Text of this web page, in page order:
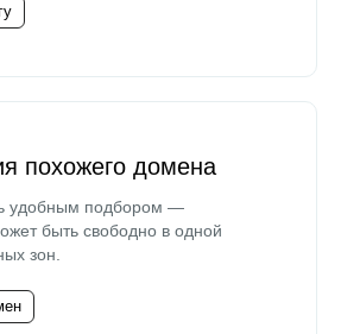
похожего домена
удобным подбором —
быть свободно в одной
зон.